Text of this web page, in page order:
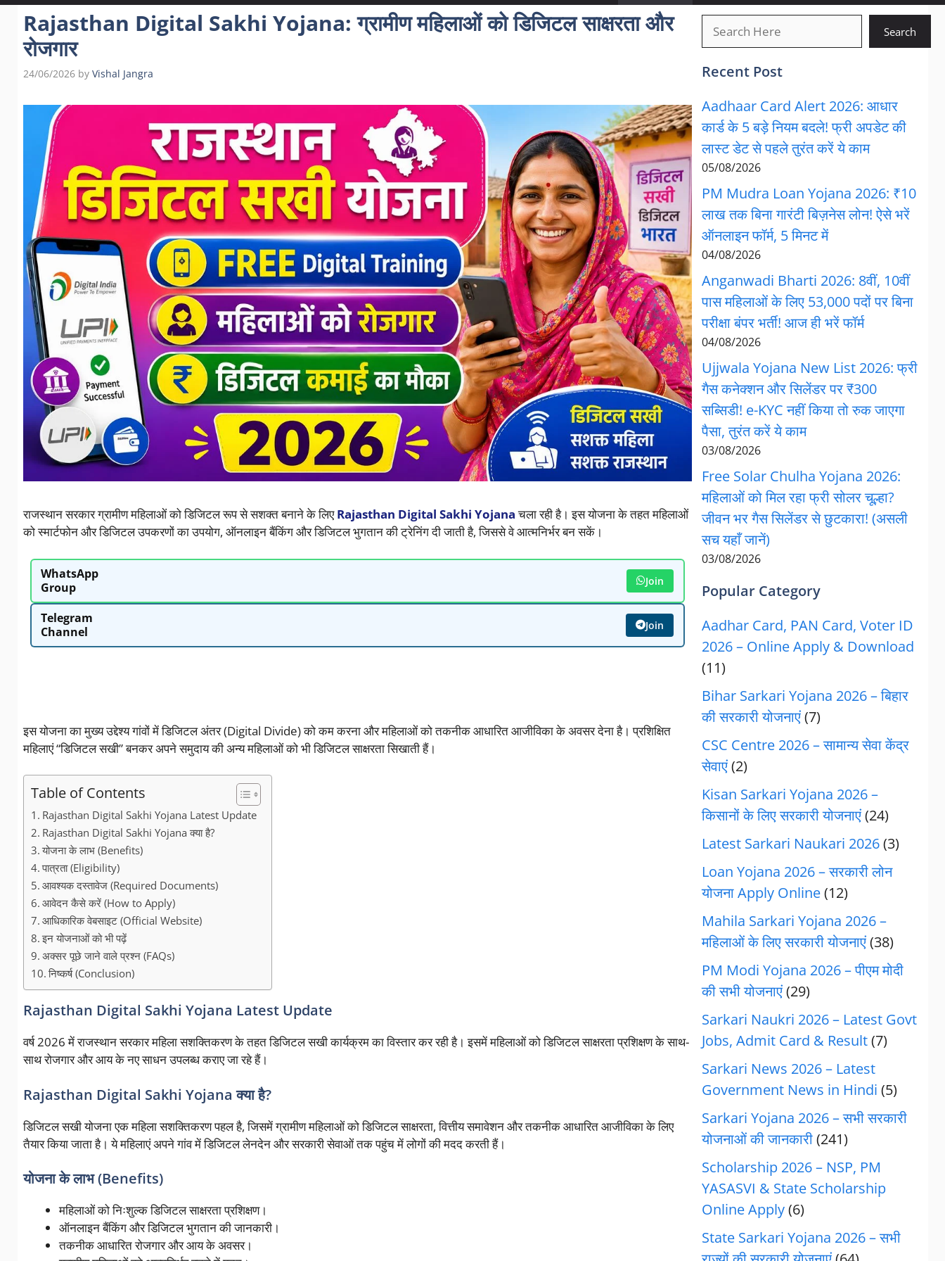
Rajasthan Digital Sakhi Yojana: ग्रामीण महिलाओं को डिजिटल साक्षरता और
रोजगार
24/06/2026 by Vishal Jangra
राजस्थान सरकार ग्रामीण महिलाओं को डिजिटल रूप से सशक्त बनाने के लिएRajasthan Digital Sakhi Yojanaचला रही है। इस योजना के तहत महिलाओं
को स्मार्टफोन और डिजिटल उपकरणों का उपयोग, ऑनलाइन बैंकिंग और डिजिटल भुगतान की ट्रेनिंग दी जाती है, जिससे वे आत्मनिर्भर बन सकें।
WhatsApp
Group
Join
Telegram
Channel
Join
इस योजना का मुख्य उद्देश्य गांवों में डिजिटल अंतर (Digital Divide) को कम करना और महिलाओं को तकनीक आधारित आजीविका के अवसर देना है। प्रशिक्षित
महिलाएं “डिजिटल सखी” बनकर अपने समुदाय की अन्य महिलाओं को भी डिजिटल साक्षरता सिखाती हैं।
Table of Contents
Rajasthan Digital Sakhi Yojana Latest Update
Rajasthan Digital Sakhi Yojana क्या है?
योजना के लाभ (Benefits)
पात्रता (Eligibility)
आवश्यक दस्तावेज (Required Documents)
आवेदन कैसे करें (How to Apply)
आधिकारिक वेबसाइट (Official Website)
इन योजनाओं को भी पढ़ें
अक्सर पूछे जाने वाले प्रश्न (FAQs)
निष्कर्ष (Conclusion)
Rajasthan Digital Sakhi Yojana Latest Update
वर्ष 2026 में राजस्थान सरकार महिला सशक्तिकरण के तहत डिजिटल सखी कार्यक्रम का विस्तार कर रही है। इसमें महिलाओं को डिजिटल साक्षरता प्रशिक्षण के साथ-
साथ रोजगार और आय के नए साधन उपलब्ध कराए जा रहे हैं।
Rajasthan Digital Sakhi Yojana क्या है?
डिजिटल सखी योजना एक महिला सशक्तिकरण पहल है, जिसमें ग्रामीण महिलाओं को डिजिटल साक्षरता, वित्तीय समावेशन और तकनीक आधारित आजीविका के लिए
तैयार किया जाता है। ये महिलाएं अपने गांव में डिजिटल लेनदेन और सरकारी सेवाओं तक पहुंच में लोगों की मदद करती हैं।
योजना के लाभ (Benefits)
महिलाओं को निःशुल्क डिजिटल साक्षरता प्रशिक्षण।
ऑनलाइन बैंकिंग और डिजिटल भुगतान की जानकारी।
तकनीक आधारित रोजगार और आय के अवसर।
Search
Recent Post
Aadhaar Card Alert 2026: आधार
कार्ड के 5 बड़े नियम बदले! फ्री अपडेट की
लास्ट डेट से पहले तुरंत करें ये काम
05/08/2026
PM Mudra Loan Yojana 2026: ₹10
लाख तक बिना गारंटी बिज़नेस लोन! ऐसे भरें
ऑनलाइन फॉर्म, 5 मिनट में
04/08/2026
Anganwadi Bharti 2026: 8वीं, 10वीं
पास महिलाओं के लिए 53,000 पदों पर बिना
परीक्षा बंपर भर्ती! आज ही भरें फॉर्म
04/08/2026
Ujjwala Yojana New List 2026: फ्री
गैस कनेक्शन और सिलेंडर पर ₹300
सब्सिडी! e-KYC नहीं किया तो रुक जाएगा
पैसा, तुरंत करें ये काम
03/08/2026
Free Solar Chulha Yojana 2026:
महिलाओं को मिल रहा फ्री सोलर चूल्हा?
जीवन भर गैस सिलेंडर से छुटकारा! (असली
सच यहाँ जानें)
03/08/2026
Popular Category
Aadhar Card, PAN Card, Voter ID
2026 – Online Apply & Download
(11)
Bihar Sarkari Yojana 2026 – बिहार
की सरकारी योजनाएं(7)
CSC Centre 2026 – सामान्य सेवा केंद्र
सेवाएं(2)
Kisan Sarkari Yojana 2026 –
किसानों के लिए सरकारी योजनाएं(24)
Latest Sarkari Naukari 2026(3)
Loan Yojana 2026 – सरकारी लोन
योजना Apply Online(12)
Mahila Sarkari Yojana 2026 –
महिलाओं के लिए सरकारी योजनाएं(38)
PM Modi Yojana 2026 – पीएम मोदी
की सभी योजनाएं(29)
Sarkari Naukri 2026 – Latest Govt
Jobs, Admit Card & Result(7)
Sarkari News 2026 – Latest
Government News in Hindi (5)
Sarkari Yojana 2026 – सभी सरकारी
योजनाओं की जानकारी(241)
Scholarship 2026 – NSP, PM
YASASVI & State Scholarship
Online Apply(6)
State Sarkari Yojana 2026 – सभी